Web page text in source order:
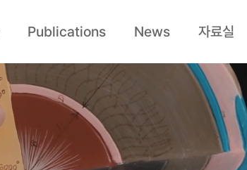
Publications News 자료실